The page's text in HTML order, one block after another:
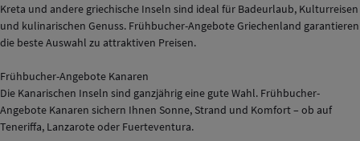
Kreta und andere griechische Inseln sind ideal für Badeurlaub, Kulturreisen
und kulinarischen Genuss. Frühbucher-Angebote Griechenland garantieren
die beste Auswahl zu attraktiven Preisen.
Frühbucher-Angebote Kanaren
Die Kanarischen Inseln sind ganzjährig eine gute Wahl. Frühbucher-
Angebote Kanaren sichern Ihnen Sonne, Strand und Komfort – ob auf
Teneriffa, Lanzarote oder Fuerteventura.